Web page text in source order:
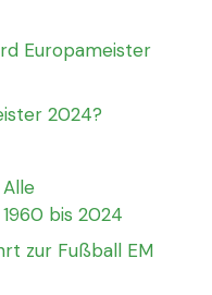
Europameister
2024?
bis 2024
zur Fußball EM